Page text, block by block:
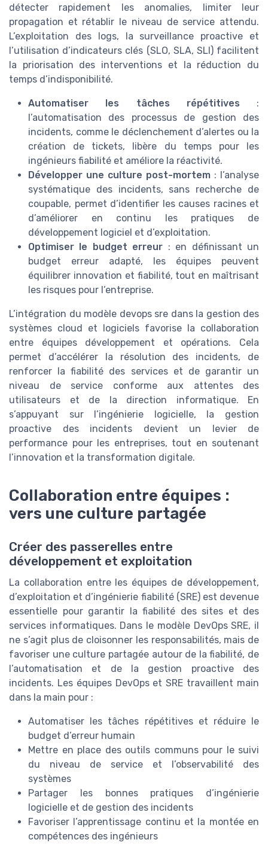
détecter rapidement les anomalies, limiter leur
propagation et rétablir le niveau de service attendu.
L’exploitation des logs, la surveillance proactive et
l’utilisation d’indicateurs clés (SLO, SLA, SLI) facilitent
la priorisation des interventions et la réduction du
temps d’indisponibilité.
Automatiser les tâches répétitives :
l’automatisation des processus de gestion des
incidents, comme le déclenchement d’alertes ou la
création de tickets, libère du temps pour les
ingénieurs fiabilité et améliore la réactivité.
Développer une culture post-mortem : l’analyse
systématique des incidents, sans recherche de
coupable, permet d’identifier les causes racines et
d’améliorer en continu les pratiques de
développement logiciel et d’exploitation.
Optimiser le budget erreur : en définissant un
budget erreur adapté, les équipes peuvent
équilibrer innovation et fiabilité, tout en maîtrisant
les risques pour l’entreprise.
L’intégration du modèle devops sre dans la gestion des
systèmes cloud et logiciels favorise la collaboration
entre équipes développement et opérations. Cela
permet d’accélérer la résolution des incidents, de
renforcer la fiabilité des services et de garantir un
niveau de service conforme aux attentes des
utilisateurs et de la direction informatique. En
s’appuyant sur l’ingénierie logicielle, la gestion
proactive des incidents devient un levier de
performance pour les entreprises, tout en soutenant
l’innovation et la transformation digitale.
Collaboration entre équipes :
vers une culture partagée
Créer des passerelles entre
développement et exploitation
La collaboration entre les équipes de développement,
d’exploitation et d’ingénierie fiabilité (SRE) est devenue
essentielle pour garantir la fiabilité des sites et des
services informatiques. Dans le modèle DevOps SRE, il
ne s’agit plus de cloisonner les responsabilités, mais de
favoriser une culture partagée autour de la fiabilité, de
l’automatisation et de la gestion proactive des
incidents. Les équipes DevOps et SRE travaillent main
dans la main pour :
Automatiser les tâches répétitives et réduire le
budget d’erreur humain
Mettre en place des outils communs pour le suivi
du niveau de service et l’observabilité des
systèmes
Partager les bonnes pratiques d’ingénierie
logicielle et de gestion des incidents
Favoriser l’apprentissage continu et la montée en
compétences des ingénieurs